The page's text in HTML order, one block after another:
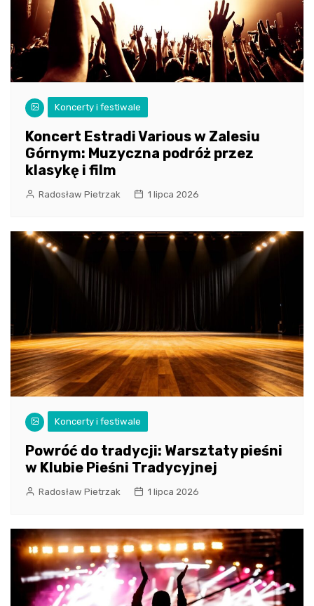
Koncerty i festiwale
Koncert Estradi Various w Zalesiu
Górnym: Muzyczna podróż przez
klasykę i film
Radosław Pietrzak 1 lipca 2026
Koncerty i festiwale
Powróć do tradycji: Warsztaty pieśni
w Klubie Pieśni Tradycyjnej
Radosław Pietrzak 1 lipca 2026